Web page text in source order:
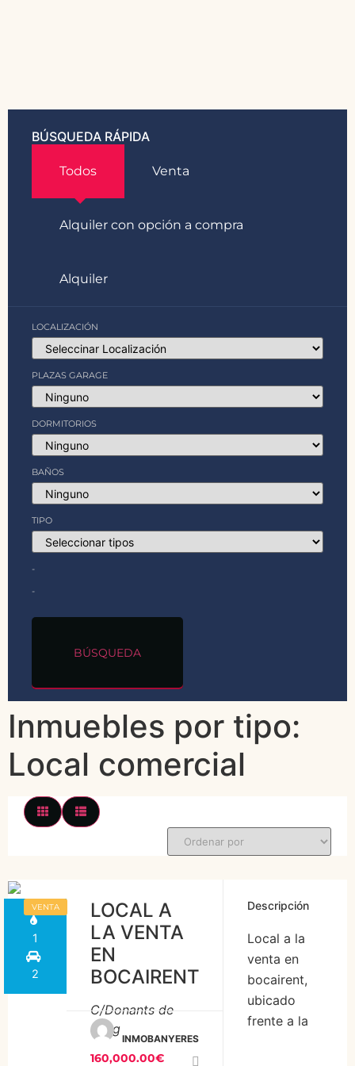
BÚSQUEDA RÁPIDA
Todos Venta
Alquiler con opción a compra
Alquiler
LOCALIZACIÓN
PLAZAS GARAGE
DORMITORIOS
BAÑOS
TIPO
-
-
BÚSQUEDA
Inmuebles por tipo:
Local comercial
VENTA
1
2
LOCAL A
LA VENTA
EN
BOCAIRENT
C/Donants de
Sang
160,000.00€
INMOBANYERES
Descripción
Local a la
venta en
bocairent,
ubicado
frente a la